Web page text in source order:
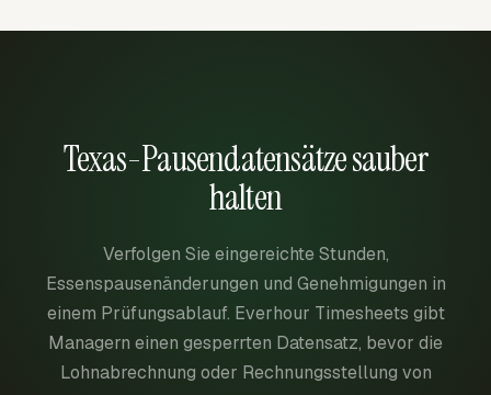
Texas-Pausendatensätze sauber
halten
Verfolgen Sie eingereichte Stunden,
Essenspausenänderungen und Genehmigungen in
einem Prüfungsablauf. Everhour Timesheets gibt
Managern einen gesperrten Datensatz, bevor die
Lohnabrechnung oder Rechnungsstellung von